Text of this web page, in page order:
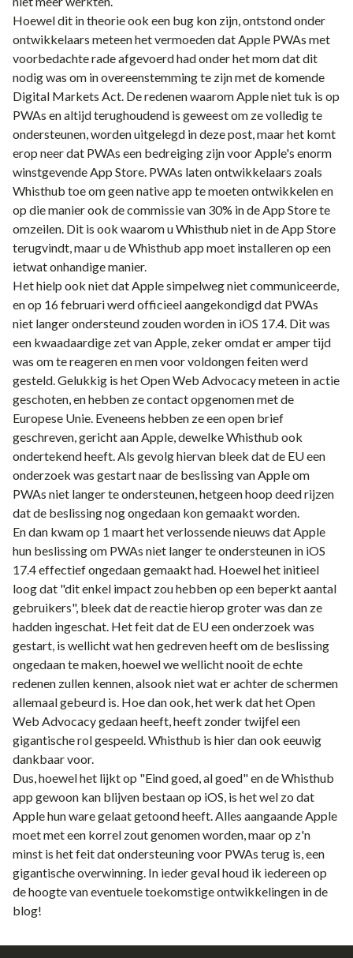
Hoewel dit in theorie ook een bug kon zijn, ontstond onder
ontwikkelaars meteen het vermoeden dat Apple PWAs met
voorbedachte rade afgevoerd had onder het mom dat dit
nodig was om in overeenstemming te zijn met de komende
Digital Markets Act. De redenen waarom Apple niet tuk is op
PWAs en altijd terughoudend is geweest om ze volledig te
ondersteunen, worden uitgelegd indeze post, maar het komt
erop neer dat PWAs een bedreiging zijn voor Apple's enorm
winstgevende App Store. PWAs laten ontwikkelaars zoals
Whisthub toe om geen native app te moeten ontwikkelen en
op die manier ook de commissie van 30% in de App Store te
omzeilen. Dit is ook waarom u Whisthub niet in de App Store
terugvindt, maar u de Whisthub app moet installeren op een
ietwat onhandige manier.
Het hielp ook niet dat Apple simpelweg niet communiceerde,
en op 16 februariwerd officieel aangekondigddat PWAs
niet langer ondersteund zouden worden in iOS 17.4. Dit was
een kwaadaardige zet van Apple, zeker omdat er amper tijd
was om te reageren en men voor voldongen feiten werd
gesteld. Gelukkig is hetOpen Web Advocacymeteen in actie
geschoten, en hebben ze contact opgenomen met de
Europese Unie. Eveneens hebben ze eenopen brief
geschreven, gericht aan Apple, dewelke Whisthub ook
ondertekend heeft. Als gevolg hiervan bleek dat de EUeen
onderzoek was gestartnaar de beslissing van Apple om
PWAs niet langer te ondersteunen, hetgeen hoop deed rijzen
dat de beslissing nog ongedaan kon gemaakt worden.
En dan kwam op 1 maart het verlossende nieuws dat Apple
hun beslissing om PWAs niet langer te ondersteunen in iOS
17.4effectief ongedaan gemaakt had. Hoewel het initieel
loog dat "dit enkel impact zou hebben op een beperkt aantal
gebruikers", bleek dat de reactie hierop groter was dan ze
hadden ingeschat. Het feit dat de EU een onderzoek was
gestart, is wellicht wat hen gedreven heeft om de beslissing
ongedaan te maken, hoewel we wellicht nooit de echte
redenen zullen kennen, alsook niet wat er achter de schermen
allemaal gebeurd is. Hoe dan ook, het werk dat hetOpen
Web Advocacygedaan heeft, heeft zonder twijfel een
gigantische rol gespeeld. Whisthub is hier dan ook eeuwig
dankbaar voor.
Dus, hoewel het lijkt op "Eind goed, al goed" en de Whisthub
app gewoon kan blijven bestaan op iOS, is het wel zo dat
Apple hun ware gelaat getoond heeft. Alles aangaande Apple
moet met een korrel zout genomen worden, maar op z'n
minst is het feit dat ondersteuning voor PWAs terug is, een
gigantische overwinning. In ieder geval houd ik iedereen op
de hoogte van eventuele toekomstige ontwikkelingen in de
blog!